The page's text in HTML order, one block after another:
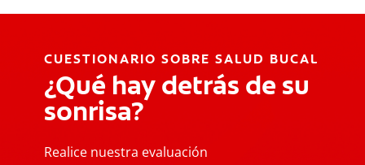
CUESTIONARIO SOBRE SALUD BUCAL
¿Qué hay detrás de su
sonrisa?
Realice nuestra evaluación